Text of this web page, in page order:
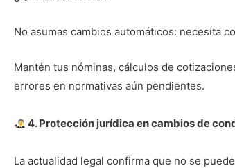
No asumas cambios automáticos: necesita
Mantén tus nóminas, cálculos de
errores en normativas aún pendientes.
4. Protección jurídica en cambios de
La actualidad legal confirma que no se